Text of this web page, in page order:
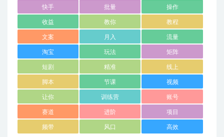
快手 批量 操作
收益 教你 教程
文案 月入 流量
淘宝 玩法 矩阵
短剧 精准 线上
脚本 节课 视频
让你 训练营 账号
赛道 进阶 项目
频带 风口 高效